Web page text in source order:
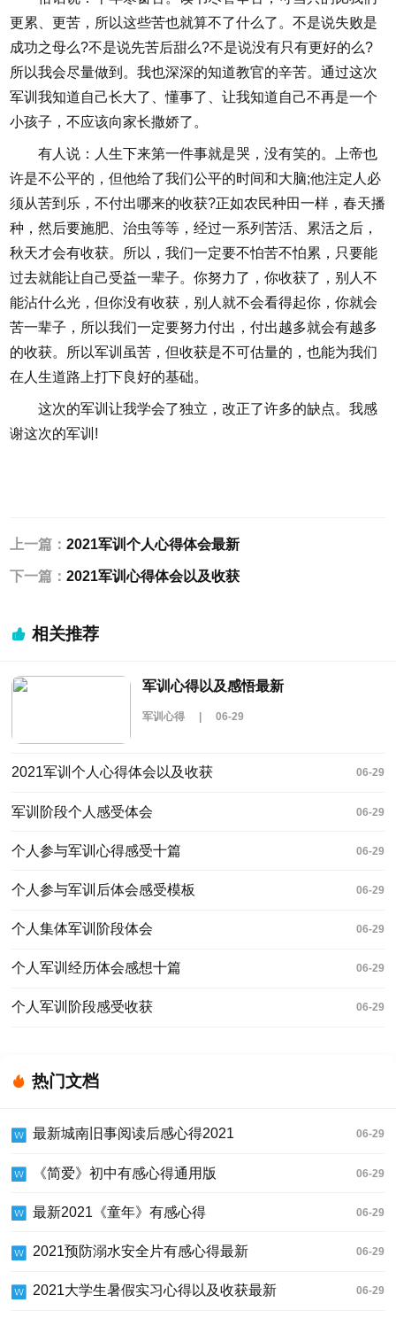
更累、更苦，所以这些苦也就算不了什么了。不是说失败是
成功之母么?不是说先苦后甜么?不是说没有只有更好的么?
所以我会尽量做到。我也深深的知道教官的辛苦。通过这次
军训我知道自己长大了、懂事了、让我知道自己不再是一个
小孩子，不应该向家长撒娇了。
有人说：人生下来第一件事就是哭，没有笑的。上帝也
许是不公平的，但他给了我们公平的时间和大脑;他注定人必
须从苦到乐，不付出哪来的收获?正如农民种田一样，春天播
种，然后要施肥、治虫等等，经过一系列苦活、累活之后，
秋天才会有收获。所以，我们一定要不怕苦不怕累，只要能
过去就能让自己受益一辈子。你努力了，你收获了，别人不
能沾什么光，但你没有收获，别人就不会看得起你，你就会
苦一辈子，所以我们一定要努力付出，付出越多就会有越多
的收获。所以军训虽苦，但收获是不可估量的，也能为我们
在人生道路上打下良好的基础。
这次的军训让我学会了独立，改正了许多的缺点。我感
谢这次的军训!
上一篇：2021军训个人心得体会最新
下一篇：2021军训心得体会以及收获
相关推荐
军训心得以及感悟最新
军训心得 06-29
2021军训个人心得体会以及收获 06-29
军训阶段个人感受体会 06-29
个人参与军训心得感受十篇 06-29
个人参与军训后体会感受模板 06-29
个人集体军训阶段体会 06-29
个人军训经历体会感想十篇 06-29
个人军训阶段感受收获 06-29
热门文档
最新城南旧事阅读后感心得2021 06-29
《简爱》初中有感心得通用版 06-29
最新2021《童年》有感心得 06-29
2021预防溺水安全片有感心得最新 06-29
2021大学生暑假实习心得以及收获最新 06-29